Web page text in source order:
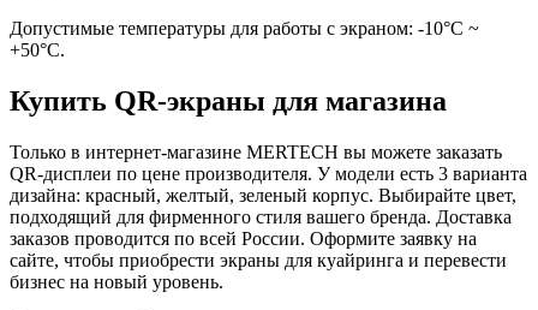
Допустимые температуры для работы с экраном: -10°C ~
+50°C.
Купить QR-экраны для магазина
Только в интернет-магазине MERTECH вы можете заказать
QR-дисплеи по цене производителя. У модели есть 3 варианта
дизайна: красный, желтый, зеленый корпус. Выбирайте цвет,
подходящий для фирменного стиля вашего бренда. Доставка
заказов проводится по всей России. Оформите заявку на
сайте, чтобы приобрести экраны для куайринга и перевести
бизнес на новый уровень.